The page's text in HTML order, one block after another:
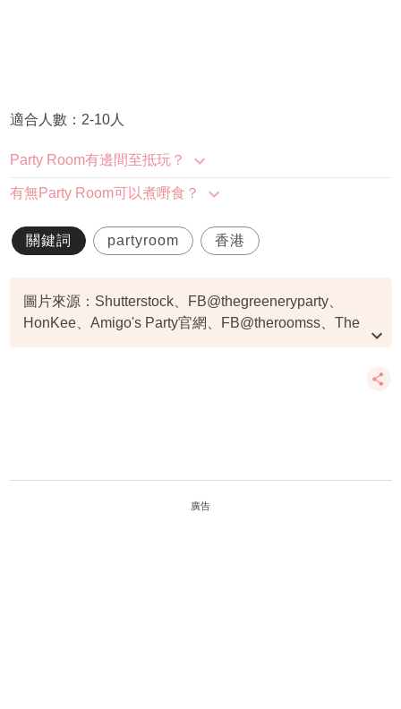
適合人數：2-10人
Party Room有邊間至抵玩？
有無Party Room可以煮嘢食？
關鍵詞 partyroom 香港
圖片來源：Shutterstock、FB@thegreeneryparty、
HonKee、Amigo's Party官網、FB@theroomss、The
廣告